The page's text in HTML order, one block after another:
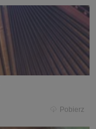
Pobierz